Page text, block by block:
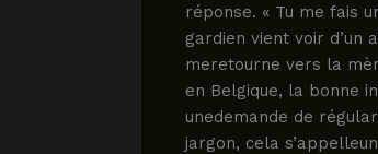
réponse. « Tu me fais
gardien vient voir d’un
meretourne vers la
en Belgique, la bonne
unedemande de
jargon, cela